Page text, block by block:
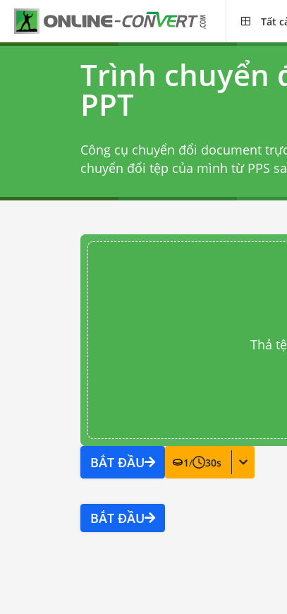
Tất
Trình chuyển
PPT
Công cụ chuyển đổi document
chuyển đổi tệp của mình từ PPS
Thả
BẮT ĐẦU 1/ 30s
BẮT ĐẦU